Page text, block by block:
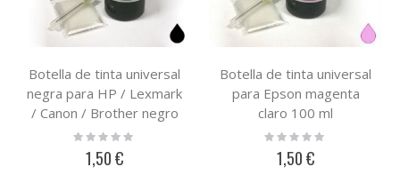
Botella de tinta universal
negra para HP / Lexmark
/ Canon / Brother negro
100 ml
Rating:
1,50 €
Botella de tinta universal
para Epson magenta
claro 100 ml
Rating:
1,50 €